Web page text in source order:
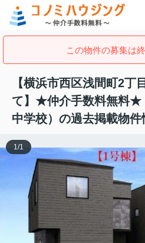
この物件の募集は
【横浜市西区浅間町2丁
て】★仲介手数料無料★
中学校）の過去掲載物件
1/1